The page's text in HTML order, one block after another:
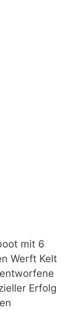
mit 6
Werft Kelt
Erfolg